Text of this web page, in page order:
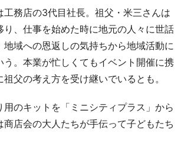
務店の3代目社長。祖父・米三さんは
り、仕事を始めた時に地元の人々に世話
地域への恩返しの気持ちから地域活動に
う。本業が忙しくてもイベント開催に携
父の考え方を受け継いでいるとも。
のキットを「ミニシティプラス」から
商店会の大人たちが手伝って子どもたち